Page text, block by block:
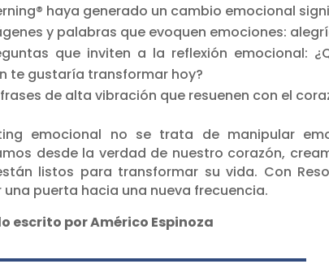
haya generado un cambio emocional
y palabras que evoquen emociones:
que inviten a la reflexión emocional:
te gustaría transformar hoy?
de alta vibración que resuenen con el
emocional no se trata de manipular
desde la verdad de nuestro corazón,
listos para transformar su vida. Con
una puerta hacia una nueva frecuencia.
escrito por Américo Espinoza